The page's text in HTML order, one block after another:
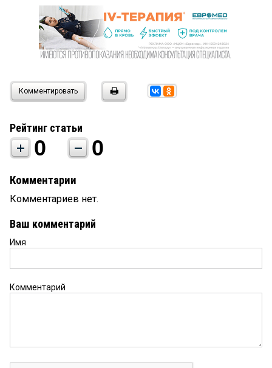
Комментировать
Рейтинг статьи
0 0
Комментарии
Комментариев нет.
Ваш комментарий
Имя
Комментарий